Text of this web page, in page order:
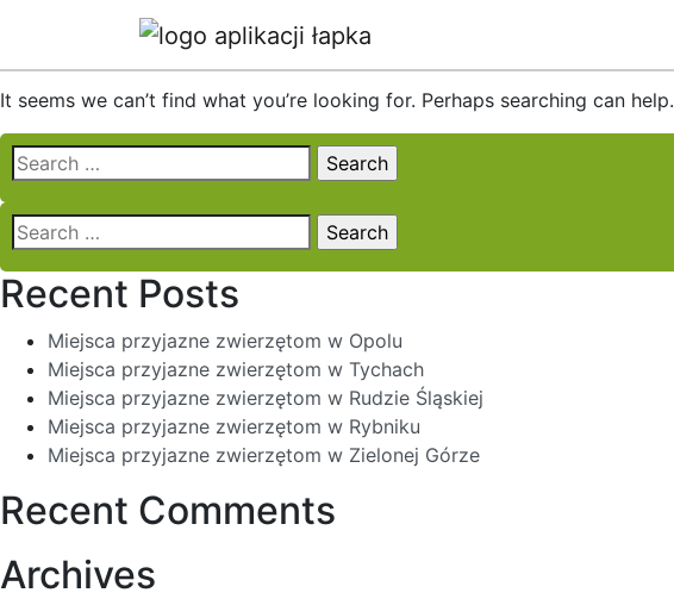
Nothing Found
It seems we can’t find what you’re looking for. Perhaps searching can help.
Search
for:
Search
for:
Recent Posts
Miejsca przyjazne zwierzętom w Opolu
Miejsca przyjazne zwierzętom w Tychach
Miejsca przyjazne zwierzętom w Rudzie Śląskiej
Miejsca przyjazne zwierzętom w Rybniku
Miejsca przyjazne zwierzętom w Zielonej Górze
Recent Comments
Archives